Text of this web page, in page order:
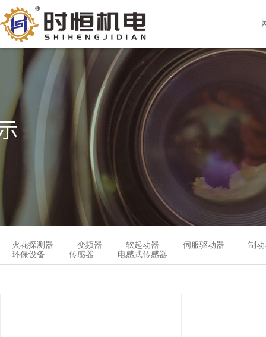
火花探测器 变频器 软起动器 伺服驱动器
制
环保设备
传感器 电感式传感器